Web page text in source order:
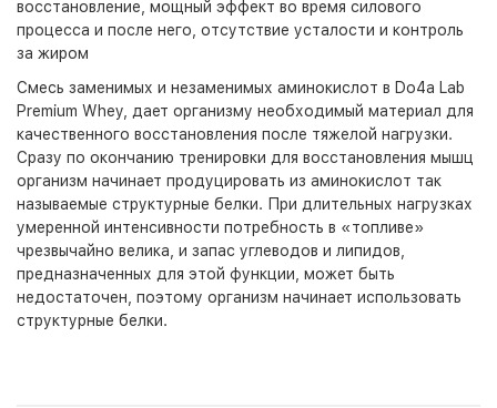
восстановление, мощный эффект во время силового
процесса и после него, отсутствие усталости и контроль
за жиром
Смесь заменимых и незаменимых аминокислот в Do4a Lab
Premium Whey, дает организму необходимый материал для
качественного восстановления после тяжелой нагрузки.
Сразу по окончанию тренировки для восстановления мышц
организм начинает продуцировать из аминокислот так
называемые структурные белки. При длительных нагрузках
умеренной интенсивности потребность в «топливе»
чрезвычайно велика, и запас углеводов и липидов,
предназначенных для этой функции, может быть
недостаточен, поэтому организм начинает использовать
структурные белки.